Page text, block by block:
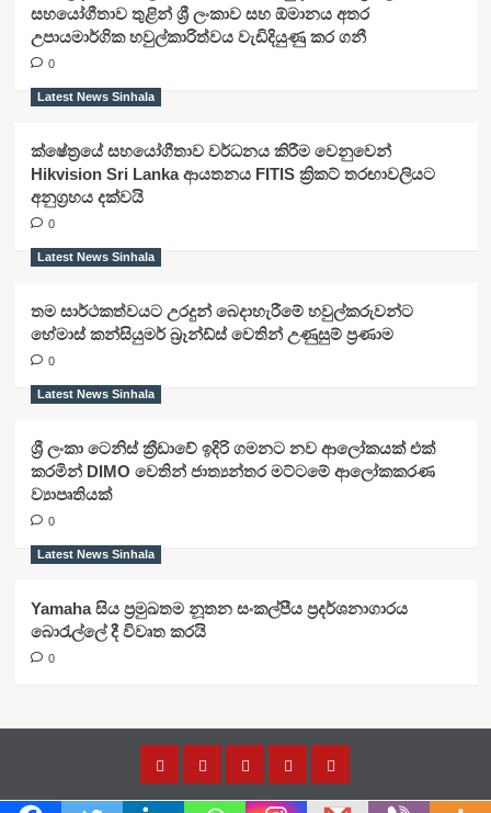
සහයෝගීතාව තුළින් ශ්‍රී ලංකාව සහ ඕමානය අතර
උපායමාර්ගික හවුල්කාරිත්වය වැඩිදියුණු කර ගනී
0
Latest News Sinhala
ක්ෂේත්‍රයේ සහයෝගීතාව වර්ධනය කිරීම වෙනුවෙන්
Hikvision Sri Lanka ආයතනය FITIS ක්‍රිකට් තරඟාවලියට
අනුග්‍රහය දක්වයි
0
Latest News Sinhala
තම සාර්ථකත්වයට උරදුන් බෙදාහැරීමේ හවුල්කරුවන්ට
හේමාස් කන්සියුමර් බ්‍රෑන්ඩ්ස් වෙතින් උණුසුම් ප්‍රණාම
0
Latest News Sinhala
ශ්‍රී ලංකා ටෙනිස් ක්‍රීඩාවේ ඉදිරි ගමනට නව ආලෝකයක් එක්
කරමින් DIMO වෙතින් ජාත්‍යන්තර මට්ටමේ ආලෝකකරණ
ව්‍යාපෘතියක්
0
Latest News Sinhala
Yamaha සිය ප්‍රමුඛතම නූතන සංකල්පීය ප්‍රදර්ශනාගාරය
බොරැල්ලේ දී විවෘත කරයි
0
HomeLatestLatestLatestAbout